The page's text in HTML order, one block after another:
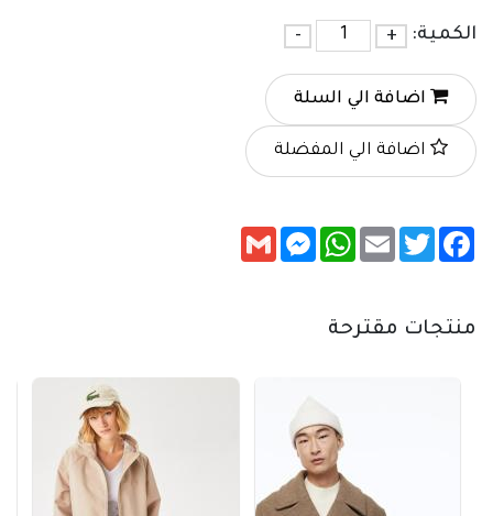
الكمية: +
-
اضافة الي السلة
اضافة الي المفضلة
Facebook
Twitter
Email
WhatsApp
Messenger
Gmail
منتجات مقترحة